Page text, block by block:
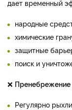
дает временный
народные
химические
защитные
поиск и
❌ Пренебрежение
Регулярно